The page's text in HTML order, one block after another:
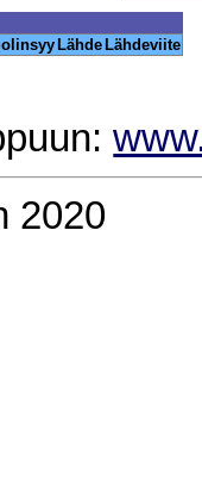
Lähde Lähdeviite
2020